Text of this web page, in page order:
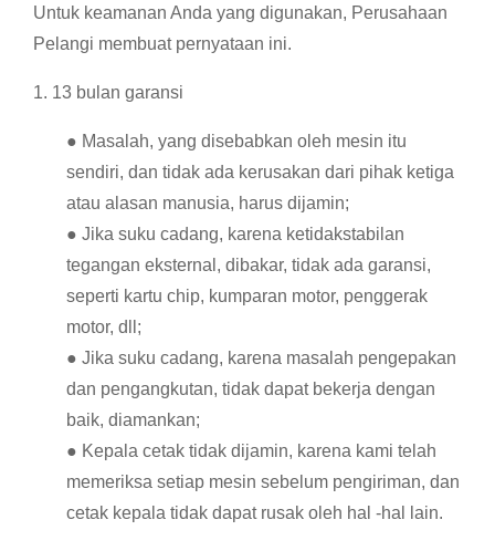
Untuk keamanan Anda yang digunakan, Perusahaan
Pelangi membuat pernyataan ini.
1. 13 bulan garansi
● Masalah, yang disebabkan oleh mesin itu
sendiri, dan tidak ada kerusakan dari pihak ketiga
atau alasan manusia, harus dijamin;
● Jika suku cadang, karena ketidakstabilan
tegangan eksternal, dibakar, tidak ada garansi,
seperti kartu chip, kumparan motor, penggerak
motor, dll;
● Jika suku cadang, karena masalah pengepakan
dan pengangkutan, tidak dapat bekerja dengan
baik, diamankan;
● Kepala cetak tidak dijamin, karena kami telah
memeriksa setiap mesin sebelum pengiriman, dan
cetak kepala tidak dapat rusak oleh hal -hal lain.